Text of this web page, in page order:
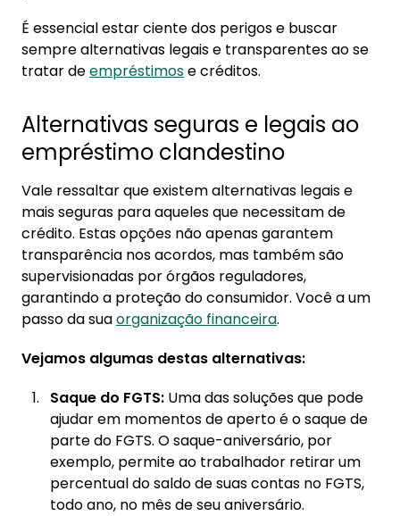
É essencial estar ciente dos perigos e buscar
sempre alternativas legais e transparentes ao se
tratar deempréstimose créditos.
Alternativas seguras e legais ao
empréstimo clandestino
Vale ressaltar que existem alternativas legais e
mais seguras para aqueles que necessitam de
crédito. Estas opções não apenas garantem
transparência nos acordos, mas também são
supervisionadas por órgãos reguladores,
garantindo a proteção do consumidor. Você a um
passo da suaorganização financeira.
Vejamos algumas destas alternativas:
Saque do FGTS: Uma das soluções que pode
ajudar em momentos de aperto é o saque de
parte do FGTS. O saque-aniversário, por
exemplo, permite ao trabalhador retirar um
percentual do saldo de suas contas no FGTS,
todo ano, no mês de seu aniversário.